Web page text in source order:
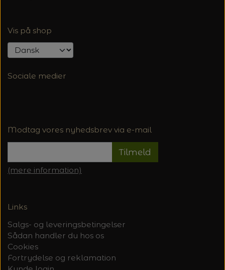
Vis på shop
Sociale medier
Modtag vores nyhedsbrev via e-mail
Tilmeld
(mere information)
Links
Salgs- og leveringsbetingelser
Sådan handler du hos os
Cookies
Fortrydelse og reklamation